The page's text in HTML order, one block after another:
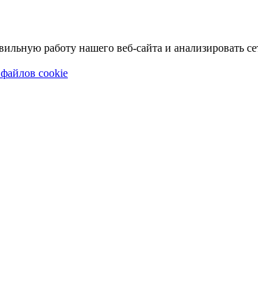
работу нашего веб-сайта и анализировать
cookie